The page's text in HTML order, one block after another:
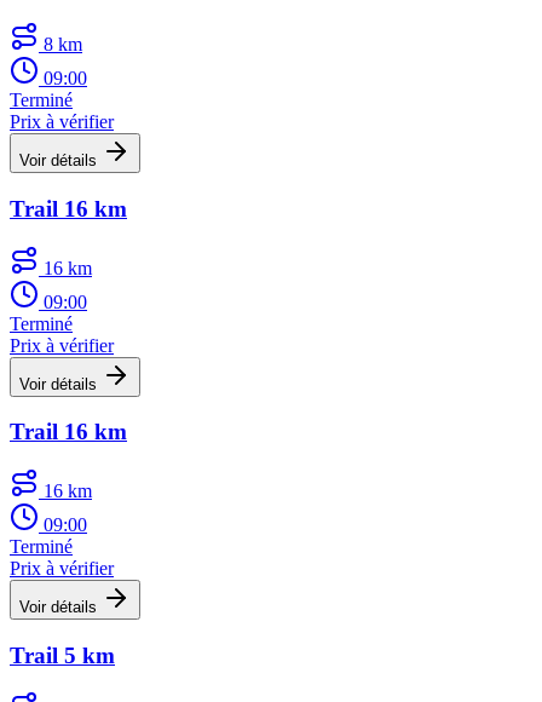
8 km
09:00
Terminé
Prix à vérifier
Voir détails
Trail 16 km
16 km
09:00
Terminé
Prix à vérifier
Voir détails
Trail 16 km
16 km
09:00
Terminé
Prix à vérifier
Voir détails
Trail 5 km